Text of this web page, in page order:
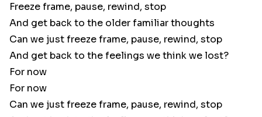
Freeze frame, pause, rewind, stop
And get back to the older familiar thoughts
Can we just freeze frame, pause, rewind, stop
And get back to the feelings we think we lost?
For now
For now
Can we just freeze frame, pause, rewind, stop